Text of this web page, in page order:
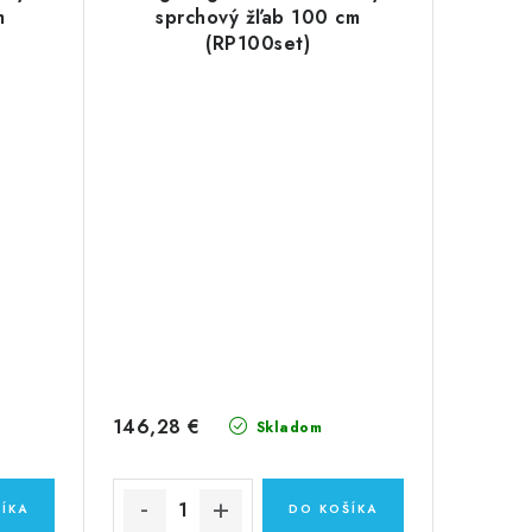
sprchový žľab 100 cm
(RP100set)
Skladom
146,28 €
DO KOŠÍKA